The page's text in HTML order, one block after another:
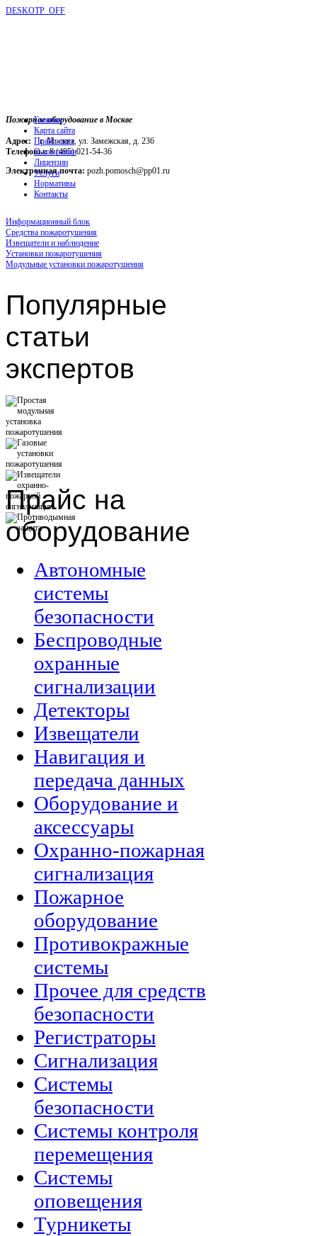
DESKOTP_OFF
Пожарное оборудование в Москве
Адрес: г. Москва, ул. Замежская, д. 236
Телефоны:8 (495) 021-54-36
Электронная почта: pozh.pomosch@pp01.ru
Главная
Карта сайта
Прайс-лист
О компании
Лицензии
Услуги
Нормативы
Контакты
Информационный блок
Средства пожаротушения
Извещатели и наблюдение
Установки пожаротушения
Модульные установки пожаротушения
Популярные
статьи
экспертов
Прайс на
оборудование
Автономные
системы
безопасности
Беспроводные
охранные
сигнализации
Детекторы
Извещатели
Навигация и
передача данных
Оборудование и
аксессуары
Охранно-пожарная
сигнализация
Пожарное
оборудование
Противокражные
системы
Прочее для средств
безопасности
Регистраторы
Сигнализация
Системы
безопасности
Системы контроля
перемещения
Системы
оповещения
Турникеты